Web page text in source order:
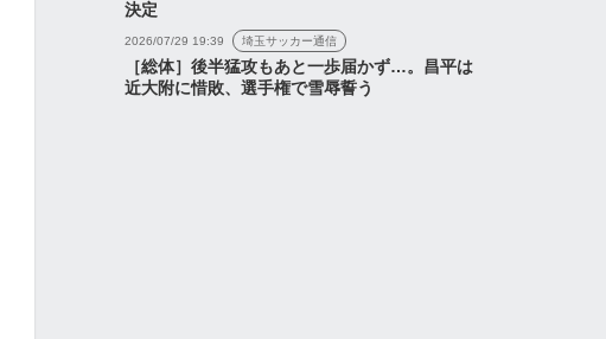
決定
2026/07/29 19:39 埼玉サッカー通信
［総体］後半猛攻もあと一歩届かず…。昌平は
近大附に惜敗、選手権で雪辱誓う